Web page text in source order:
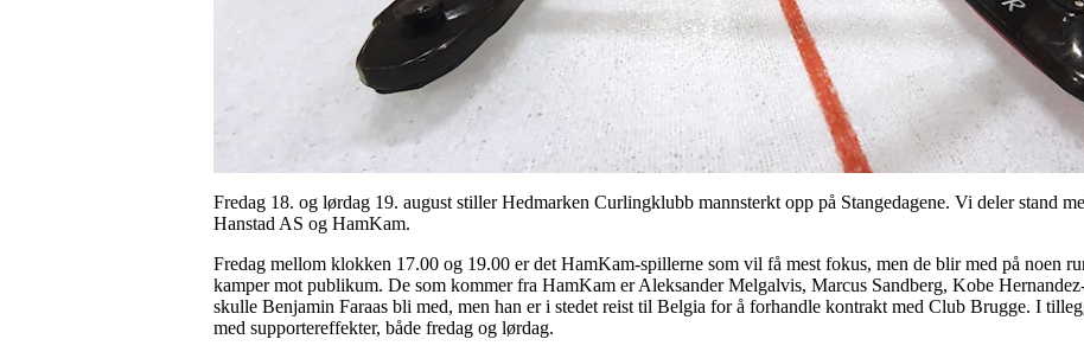
Fredag 18. og lørdag 19. august stiller Hedmarken Curlingklubb mannsterkt opp på Stangedagene. Vi deler stand
Hanstad AS og HamKam.
Fredag mellom klokken 17.00 og 19.00 er det HamKam-spillerne som vil få mest fokus, men de blir med på noen
kamper mot publikum. De som kommer fra HamKam er Aleksander Melgalvis, Marcus Sandberg, Kobe
skulle Benjamin Faraas bli med, men han er i stedet reist til Belgia for å forhandle kontrakt med Club Brugge. I
med supportereffekter, både fredag og lørdag.